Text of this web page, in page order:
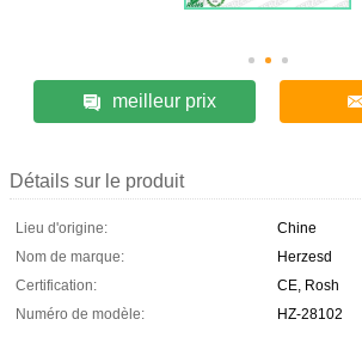
meilleur prix
Détails sur le produit
Lieu d'origine:
Chine
Nom de marque:
Herzesd
Certification:
CE, Rosh
Numéro de modèle:
HZ-28102